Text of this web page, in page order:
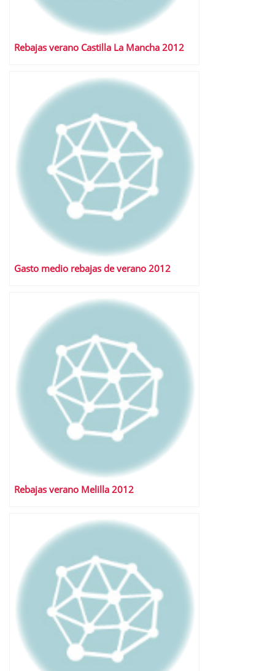
Rebajas verano Castilla La Mancha 2012
Gasto medio rebajas de verano 2012
Rebajas verano Melilla 2012